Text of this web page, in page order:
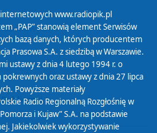
osobowych
www.radiopik.pl
„PAP” stanowią element Serwisów
bazą danych, których producentem
Prasowa S.A. z siedzibą w Warszawie.
ustawy z dnia 4 lutego 1994 r. o
oraz ustawy z dnia 27 lipca
Powyższe materiały
Radio Regionalną Rozgłośnię w
i Kujaw” S.A. na podstawie
Jakiekolwiek wykorzystywanie